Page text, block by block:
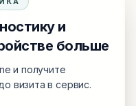
и
больше
и получите
визита в сервис.